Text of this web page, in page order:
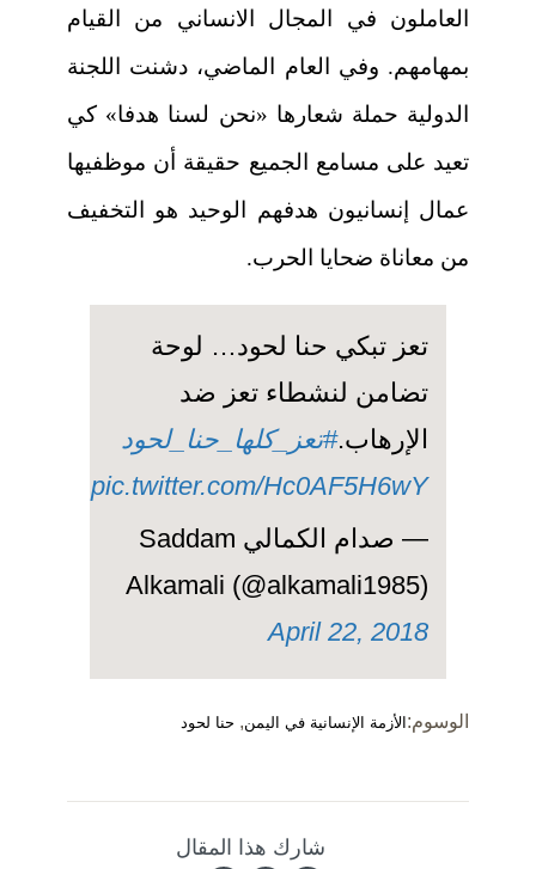
العاملون في المجال الانساني من القيام
بمهامهم. وفي العام الماضي، دشنت اللجنة
الدولية حملة شعارها «نحن لسنا هدفا» كي
تعيد على مسامع الجميع حقيقة أن موظفيها
عمال إنسانيون هدفهم الوحيد هو التخفيف
من معاناة ضحايا الحرب.
تعز تبكي حنا لحود… لوحة
تضامن لنشطاء تعز ضد
الإرهاب.#تعز_كلها_حنا_لحود
pic.twitter.com/Hc0AF5H6wY
— صدام الكمالي Saddam
Alkamali (@alkamali1985)
April 22, 2018
الوسوم:الأزمة الإنسانية في اليمن, حنا لحود
شارك هذا المقال